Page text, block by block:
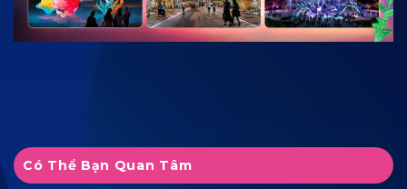
Có Thể Bạn Quan Tâm